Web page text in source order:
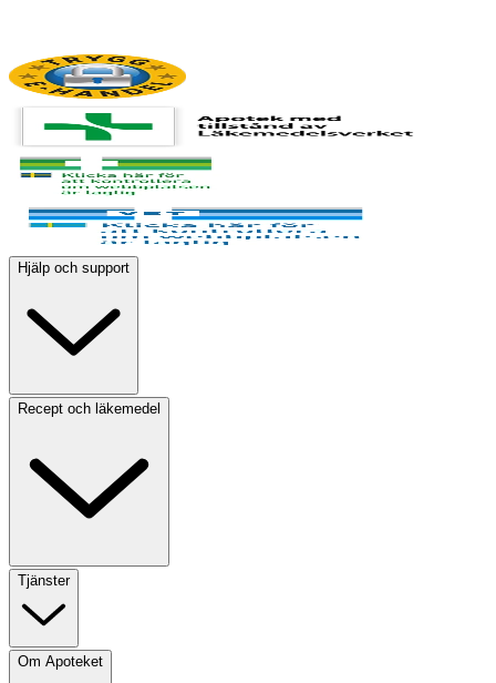
Hjälp och support
Recept och läkemedel
Tjänster
Om Apoteket